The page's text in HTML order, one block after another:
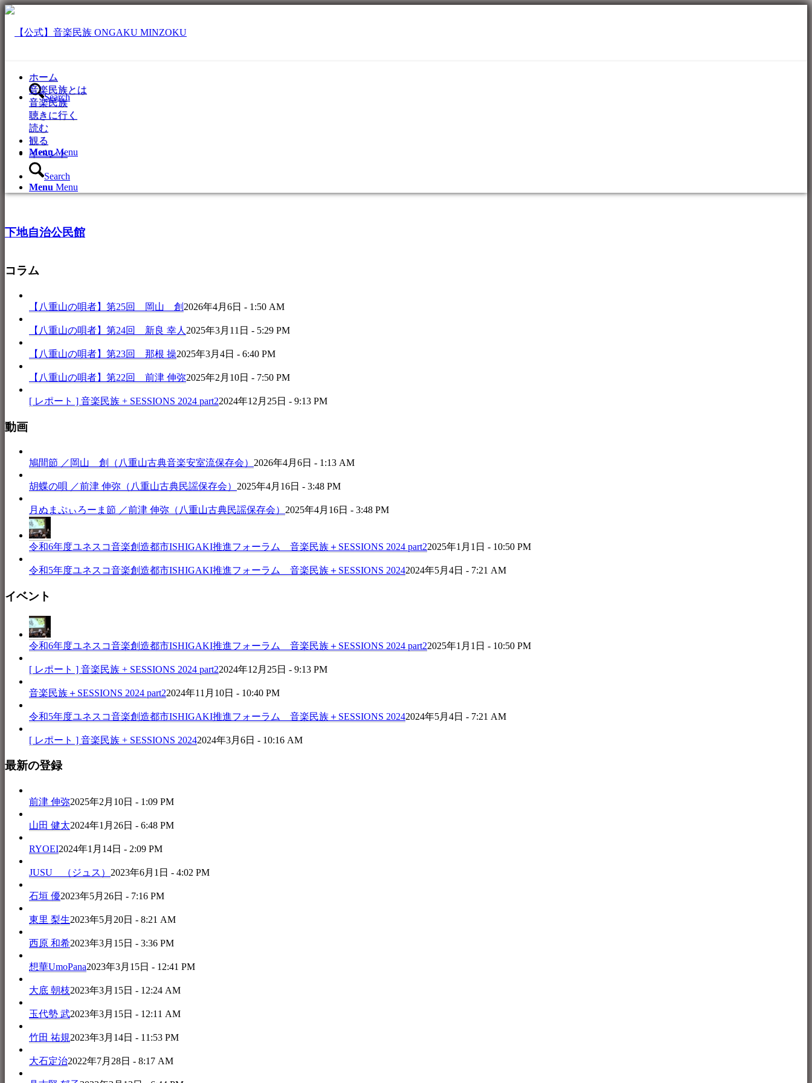
Search
Menu Menu
ホーム
音楽民族とは
音楽民族
聴きに行く
読む
観る
イベント
Search
Menu Menu
下地自治公民館
コラム
【八重山の唄者】第25回 岡山 創 2026年4月6日 - 1:50 AM
【八重山の唄者】第24回 新良 幸人 2025年3月11日 - 5:29 PM
【八重山の唄者】第23回 那根 操2025年3月4日 - 6:40 PM
【八重山の唄者】第22回 前津 伸弥2025年2月10日 - 7:50 PM
[ レポート ] 音楽民族 + SESSIONS 2024 part22024年12月25日 - 9:13 PM
動画
鳩間節 ／岡山 創（八重山古典音楽安室流保存会） 2026年4月6日 - 1:13 AM
胡蝶の唄 ／前津 伸弥（八重山古典民謡保存会） 2025年4月16日 - 3:48 PM
月ぬまぷぃろーま節 ／前津 伸弥（八重山古典民謡保存会） 2025年4月16日 - 3:48 PM
令和6年度ユネスコ音楽創造都市ISHIGAKI推進フォーラム 音楽民族＋SESSIONS 2024 part22025年1月1日 - 10:50 PM
令和5年度ユネスコ音楽創造都市ISHIGAKI推進フォーラム 音楽民族＋SESSIONS 20242024年5月4日 - 7:21 AM
イベント
令和6年度ユネスコ音楽創造都市ISHIGAKI推進フォーラム 音楽民族＋SESSIONS 2024 part22025年1月1日 - 10:50 PM
[ レポート ] 音楽民族 + SESSIONS 2024 part22024年12月25日 - 9:13 PM
音楽民族＋SESSIONS 2024 part22024年11月10日 - 10:40 PM
令和5年度ユネスコ音楽創造都市ISHIGAKI推進フォーラム 音楽民族＋SESSIONS 20242024年5月4日 - 7:21 AM
[ レポート ] 音楽民族 + SESSIONS 20242024年3月6日 - 10:16 AM
最新の登録
前津 伸弥2025年2月10日 - 1:09 PM
山田 健太2024年1月26日 - 6:48 PM
RYOEI2024年1月14日 - 2:09 PM
JUSU （ジュス） 2023年6月1日 - 4:02 PM
石垣 優2023年5月26日 - 7:16 PM
東里 梨生2023年5月20日 - 8:21 AM
西原 和希2023年3月15日 - 3:36 PM
想華UmoPana2023年3月15日 - 12:41 PM
大底 朝枝2023年3月15日 - 12:24 AM
玉代勢 武2023年3月15日 - 12:11 AM
竹田 祐規2023年3月14日 - 11:53 PM
大石定治2022年7月28日 - 8:17 AM